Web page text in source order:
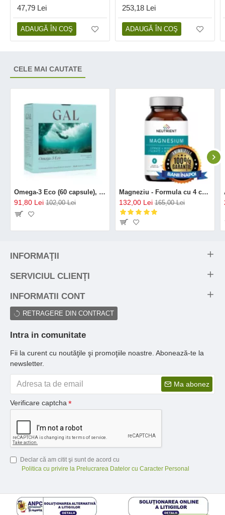
47,79 Lei
ADAUGĂ ÎN COŞ
253,18 Lei
ADAUGĂ ÎN COŞ
CELE MAI CAUTATE
Omega-3 Eco (60 capsule), GAL
91,80 Lei 102,00 Lei
Magneziu - Formula cu 4 chelați (120 capsule), Neutrient
132,00 Lei 165,00 Lei
INFORMAŢII
SERVICIUL CLIENŢI
INFORMATII CONT
RETRAGERE DIN CONTRACT
Intra in comunitate
Fii la curent cu noutăţile şi promoţiile noastre. Abonează-te la
newsletter.
Ma abonez
Verificare captcha
Declar că am citit şi sunt de acord cu
Politica cu privire la Prelucrarea Datelor cu Caracter Personal